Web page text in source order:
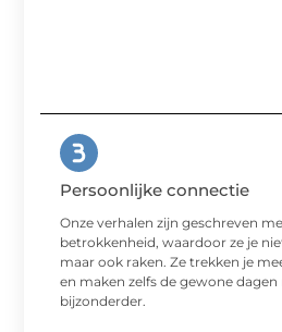
Persoonlijke connectie
Onze verhalen zijn geschreven
betrokkenheid, waardoor ze je
maar ook raken. Ze trekken je
en maken zelfs de gewone
bijzonderder.